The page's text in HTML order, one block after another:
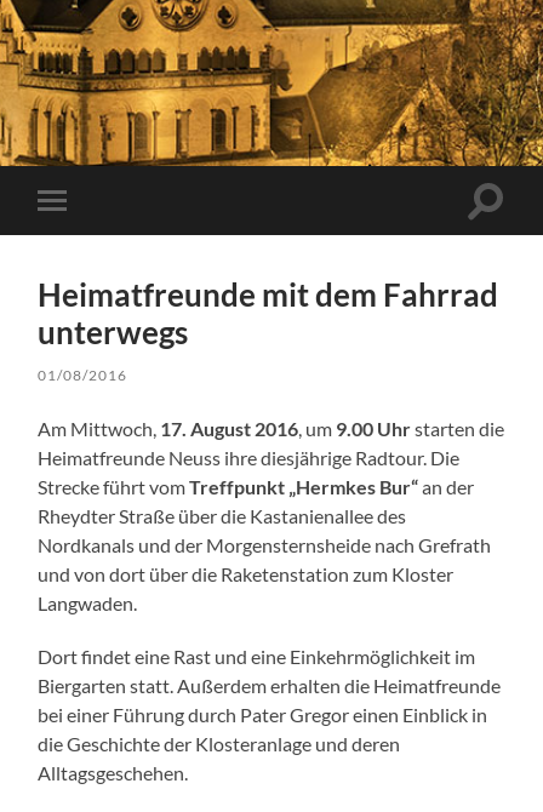
Mobile-
Menü
Heimatfreunde mit dem Fahrrad
unterwegs
01/08/2016
Am Mittwoch, 17. August 2016 , um 9.00 Uhrstarten die
Heimatfreunde Neuss ihre diesjährige Radtour. Die
Strecke führt vomTreffpunkt „Hermkes Bur“an der
Rheydter Straße über die Kastanienallee des
Nordkanals und der Morgensternsheide nach Grefrath
und von dort über die Raketenstation zum Kloster
Langwaden.
Dort findet eine Rast und eine Einkehrmöglichkeit im
Biergarten statt. Außerdem erhalten die Heimatfreunde
bei einer Führung durch Pater Gregor einen Einblick in
die Geschichte der Klosteranlage und deren
Alltagsgeschehen.